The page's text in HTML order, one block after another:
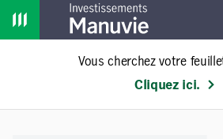
Home
Vous cherchez votre
Cliquez ici.